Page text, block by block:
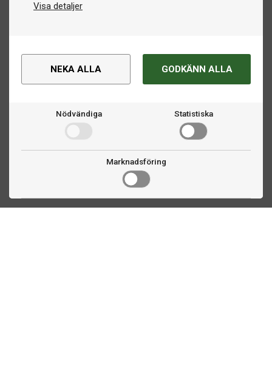
Visa detaljer
NEKA ALLA GODKÄNN ALLA
Nödvändiga Statistiska
Marknadsföring